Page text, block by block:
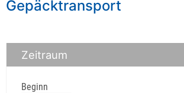
Gepäcktransport
Zeitraum
Beginn